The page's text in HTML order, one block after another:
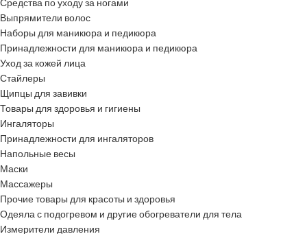
Средства по уходу за ногами
Выпрямители волос
Наборы для маникюра и педикюра
Принадлежности для маникюра и педикюра
Уход за кожей лица
Стайлеры
Щипцы для завивки
Товары для здоровья и гигиены
Ингаляторы
Принадлежности для ингаляторов
Напольные весы
Маски
Массажеры
Прочие товары для красоты и здоровья
Одеяла с подогревом и другие обогреватели для тела
Измерители давления